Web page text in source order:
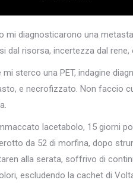
mi diagnosticarono una
dal risorsa, incertezza dal
sterco una PET, indagine
e necrofizzato. Non faccio
lacetabolo, 15 giorni
da 52 di morfina, dopo
alla serata, soffrivo di
escludendo la cachet di